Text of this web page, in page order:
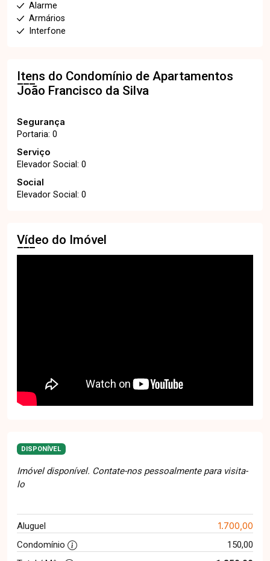
Alarme
Armários
Interfone
Itens do Condomínio de Apartamentos
João Francisco da Silva
Segurança
Portaria: 0
Serviço
Elevador Social: 0
Social
Elevador Social: 0
Vídeo do Imóvel
DISPONÍVEL
Imóvel disponível. Contate-nos pessoalmente para visita-
lo
Aluguel 1.700,00
Condomínio
150,00